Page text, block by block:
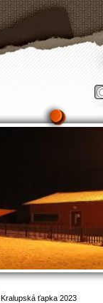
Kralupská ťapka 2023